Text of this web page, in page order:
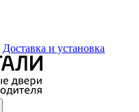
Доставка и установка